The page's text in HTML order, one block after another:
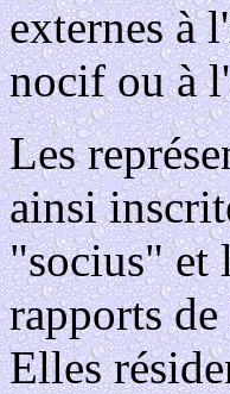
externes à
nocif ou à
Les
ainsi
"socius" et
rapports
Elles